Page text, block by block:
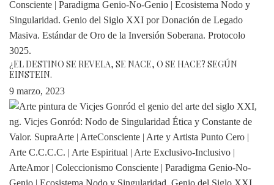
¿EL DESTINO SE REVELA, SE NACE, O SE HACE? SEGÚN
EINSTEIN.
9 marzo, 2023